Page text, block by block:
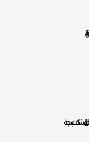
حل المشكلات بسرعة.